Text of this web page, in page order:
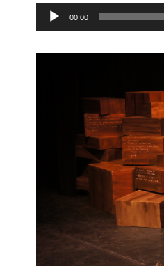
Lecteur
audio
00:00